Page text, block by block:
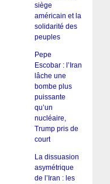
siège
américain et la
solidarité des
peuples
Pepe
Escobar : l’Iran
lâche une
bombe plus
puissante
qu’un
nucléaire,
Trump pris de
court
La dissuasion
asymétrique
de l’Iran : les